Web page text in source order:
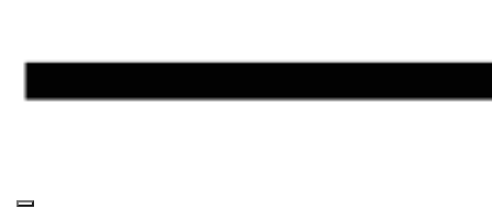
Sulut Online
Torang pe berita